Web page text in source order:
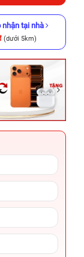
nhận tại nhà
(dưới 5km)